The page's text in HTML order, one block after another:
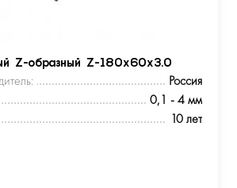
Z-образный Z-180х60х3.0
Россия
0,1 - 4 мм
10 лет